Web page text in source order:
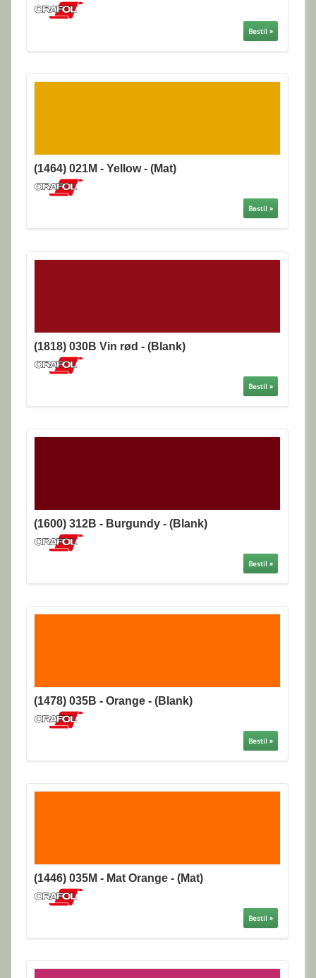
Bestil »
(1464) 021M - Yellow - (Mat)
Bestil »
(1818) 030B Vin rød - (Blank)
Bestil »
(1600) 312B - Burgundy - (Blank)
Bestil »
(1478) 035B - Orange - (Blank)
Bestil »
(1446) 035M - Mat Orange - (Mat)
Bestil »